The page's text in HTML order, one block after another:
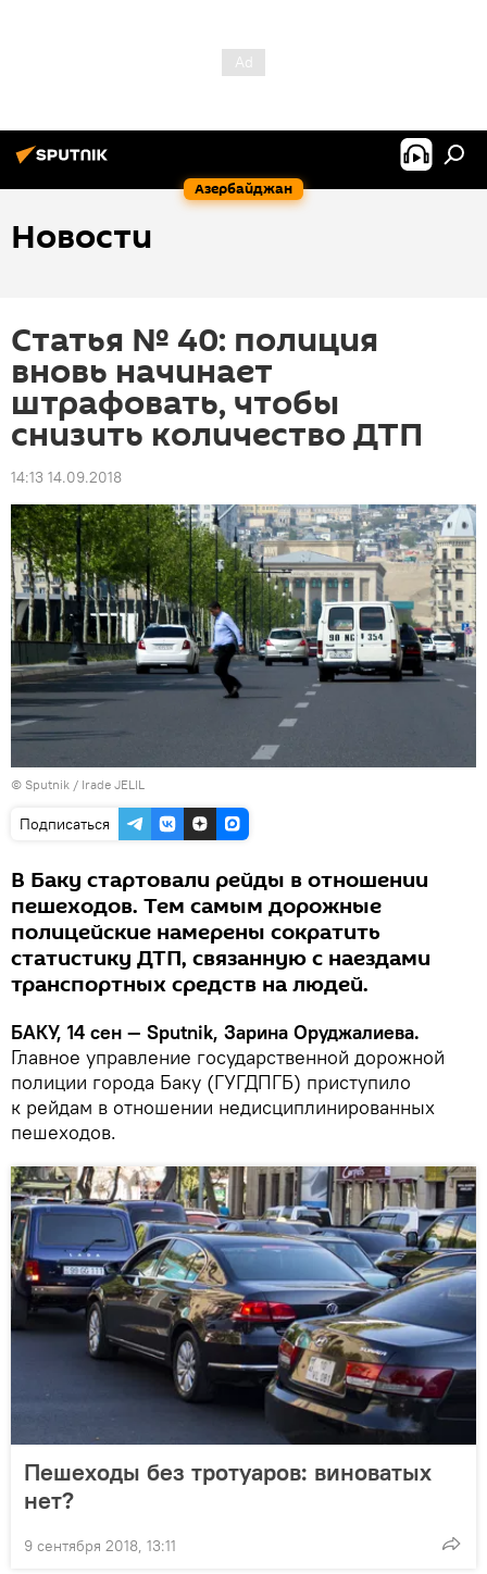
Азербайджан
Новости
Статья № 40: полиция
вновь начинает
штрафовать, чтобы
снизить количество ДТП
14:13 14.09.2018
© Sputnik / Irade JELIL
Подписаться
В Баку стартовали рейды в отношении
пешеходов. Тем самым дорожные
полицейские намерены сократить
статистику ДТП, связанную с наездами
транспортных средств на людей.
БАКУ, 14 сен — Sputnik, Зарина Оруджалиева.
Главное управление государственной дорожной
полиции города Баку (ГУГДПГБ) приступило
к рейдам в отношении недисциплинированных
пешеходов.
Пешеходы без тротуаров: виноватых
нет?
9 сентября 2018, 13:11